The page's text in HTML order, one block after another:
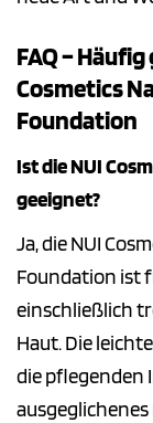
FAQ –
Cosmetics
Foundation
Ist die NUI
geeignet?
Ja, die NUI
Foundation ist
einschließlich
Haut. Die
die pflegenden